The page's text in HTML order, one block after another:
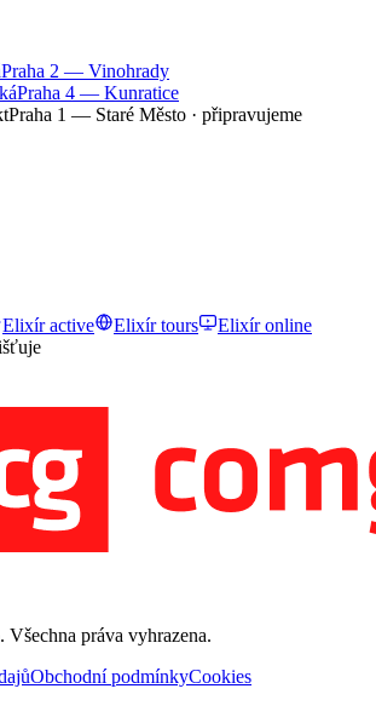
Praha 2 — Vinohrady
Praha 4 — Kunratice
Praha 1 — Staré Město · připravujeme
Elixír active Elixír tours
Elixír online
. Všechna práva vyhrazena.
Obchodní podmínkyCookies